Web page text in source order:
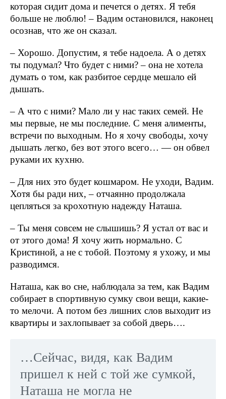
которая сидит дома и печется о детях. Я тебя
больше не люблю! – Вадим остановился, наконец
осознав, что же он сказал.
– Хорошо. Допустим, я тебе надоела. А о детях
ты подумал? Что будет с ними? – она не хотела
думать о том, как разбитое сердце мешало ей
дышать.
– А что с ними? Мало ли у нас таких семей. Не
мы первые, не мы последние. С меня алименты,
встречи по выходным. Но я хочу свободы, хочу
дышать легко, без вот этого всего… — он обвел
руками их кухню.
– Для них это будет кошмаром. Не уходи, Вадим.
Хотя бы ради них, – отчаянно продолжала
цепляться за крохотную надежду Наташа.
– Ты меня совсем не слышишь? Я устал от вас и
от этого дома! Я хочу жить нормально. С
Кристиной, а не с тобой. Поэтому я ухожу, и мы
разводимся.
Наташа, как во сне, наблюдала за тем, как Вадим
собирает в спортивную сумку свои вещи, какие-
то мелочи. А потом без лишних слов выходит из
квартиры и захлопывает за собой дверь….
…Сейчас, видя, как Вадим
пришел к ней с той же сумкой,
Наташа не могла не